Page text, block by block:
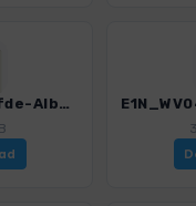
E1N_WV03_Erfde-Albersdorf_4551_2.gpx